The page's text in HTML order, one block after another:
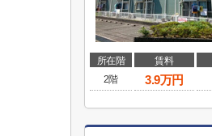
所在階 賃料
2階
3.9万円